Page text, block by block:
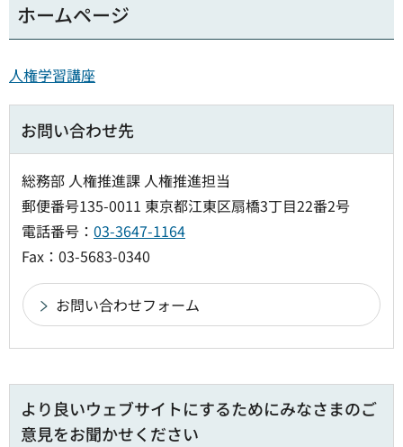
ホームページ
人権学習講座
お問い合わせ先
総務部 人権推進課 人権推進担当
郵便番号135-0011 東京都江東区扇橋3丁目22番2号
電話番号： 03-3647-1164
Fax：03-5683-0340
より良いウェブサイトにするためにみなさまのご
意見をお聞かせください